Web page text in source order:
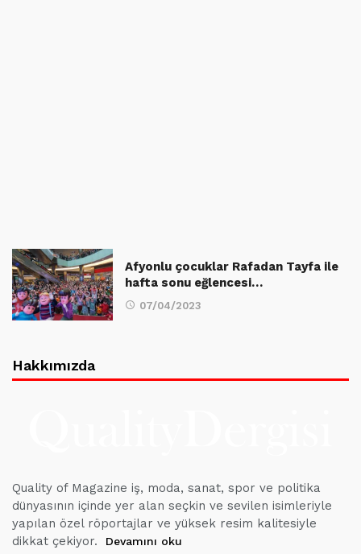
Afyonlu çocuklar Rafadan Tayfa ile
hafta sonu eğlencesi…
07/04/2023
Hakkımızda
Quality of Magazine iş, moda, sanat, spor ve politika
dünyasının içinde yer alan seçkin ve sevilen isimleriyle
yapılan özel röportajlar ve yüksek resim kalitesiyle
dikkat çekiyor.
Devamını oku